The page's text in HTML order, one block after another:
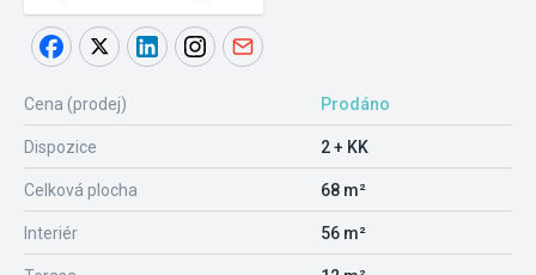
Cena (prodej) Prodáno
Dispozice 2 + KK
Celková plocha 68 m²
Interiér 56 m²